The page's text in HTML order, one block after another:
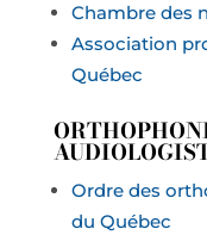
Chambre des
Association
Québec
Ordre des
du Québec